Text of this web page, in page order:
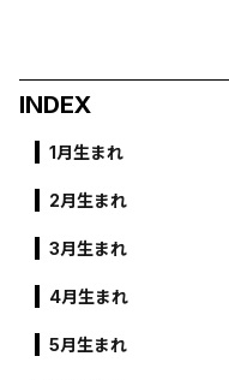
INDEX
1月生まれ
2月生まれ
3月生まれ
4月生まれ
5月生まれ